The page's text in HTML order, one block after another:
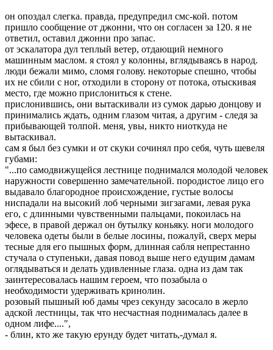
он опоздал слегка. правда, предупредил смс-кой. потом
пришло сообщение от джонни, что он согласен за 120. я не
ответил, оставил джонни про запас.
от эскалатора дул теплый ветер, отдающий немного
машинным маслом. я стоял у колонны, вглядываясь в народ.
люди бежали мимо, сломя голову. некоторые спешно, чтобы
их не сбили с ног, отходили в сторону от потока, отыскивая
место, где можно прислониться к стене.
прислонившись, они вытаскивали из сумок дарью донцову и
принимались ждать, одним глазом читая, а другим - следя за
прибывающей толпой. меня, увы, никто ниоткуда не
вытаскивал.
сам я был без сумки и от скуки сочинял про себя, чуть шевеля
губами:
"...по самодвижущейся лестнице поднимался молодой человек
наружности совершенно замечательной. породистое лицо его
выдавало благородное происхождение, густые волосы
ниспадали на высокий лоб черными зигзагами, левая рука
его, с длинными чувственными пальцами, покоилась на
эфесе, в правой держал он бутылку коньяку. ноги молодого
человека одеты были в белые лосины, пожалуй, сверх меры
тесные для его пышных форм, длинная сабля непрестанно
стучала о ступеньки, давая повод выше него едущим дамам
оглядываться и делать удивленные глаза. одна из дам так
заинтересовалась нашим героем, что позабыла о
необходимости удерживать кринолин.
розовый пышный юб дамы чрез секунду засосало в жерло
адской лестницы, так что несчастная поднималась далее в
одном лифе....",
- блин, кто же такую ерунду будет читать,-думал я.